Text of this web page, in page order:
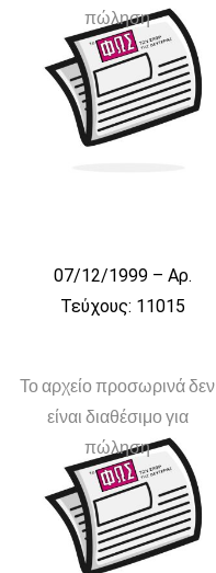
πώληση
07/12/1999 – Αρ.
Τεύχους: 11015
Το αρχείο προσωρινά δεν
είναι διαθέσιμο για
πώληση